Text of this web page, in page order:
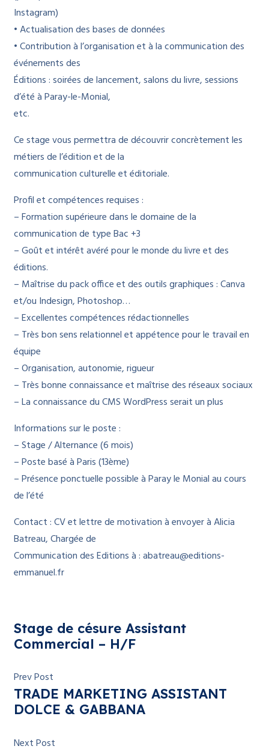
Instagram)
• Actualisation des bases de données
• Contribution à l’organisation et à la communication des
événements des
Éditions : soirées de lancement, salons du livre, sessions
d’été à Paray-le-Monial,
etc.
Ce stage vous permettra de découvrir concrètement les
métiers de l’édition et de la
communication culturelle et éditoriale.
Profil et compétences requises :
– Formation supérieure dans le domaine de la
communication de type Bac +3
– Goût et intérêt avéré pour le monde du livre et des
éditions.
– Maîtrise du pack office et des outils graphiques : Canva
et/ou Indesign, Photoshop…
– Excellentes compétences rédactionnelles
– Très bon sens relationnel et appétence pour le travail en
équipe
– Organisation, autonomie, rigueur
– Très bonne connaissance et maîtrise des réseaux sociaux
– La connaissance du CMS WordPress serait un plus
Informations sur le poste :
– Stage / Alternance (6 mois)
– Poste basé à Paris (13ème)
– Présence ponctuelle possible à Paray le Monial au cours
de l’été
Contact : CV et lettre de motivation à envoyer à Alicia
Batreau, Chargée de
Communication des Editions à : abatreau@editions-
emmanuel.fr
Stage de césure Assistant
Commercial – H/F
Prev Post
TRADE MARKETING ASSISTANT
DOLCE & GABBANA
Next Post